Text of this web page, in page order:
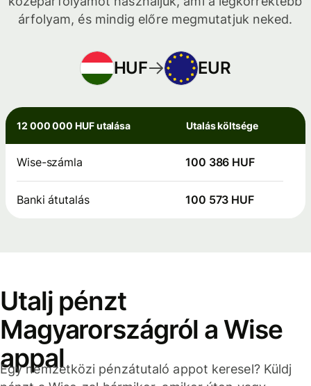
árfolyam, és mindig előre megmutatjuk neked.
HUF EUR
12 000 000 HUF utalása Utalás költsége
Wise-számla 100 386 HUF
Banki átutalás 100 573 HUF
Utalj pénzt
Magyarországról a Wise
appal
Egy nemzetközi pénzátutaló appot keresel? Küldj